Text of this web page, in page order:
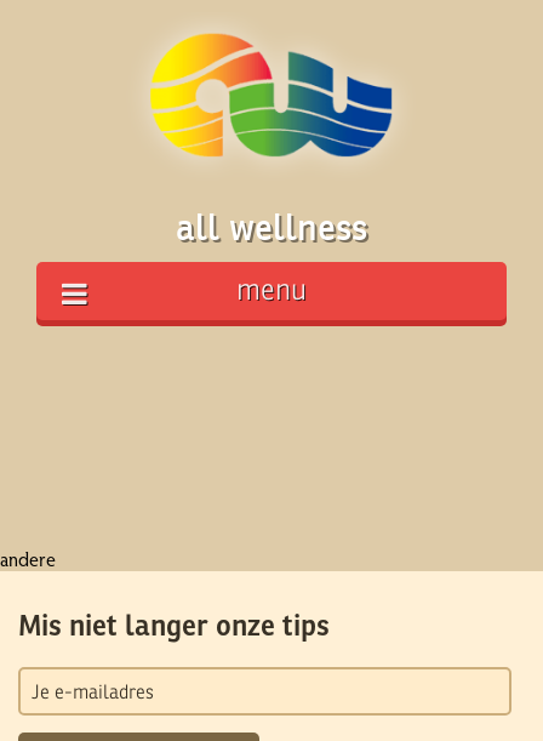
all wellness
menu
andere
Mis niet langer onze tips